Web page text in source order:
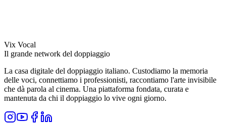
Vix Vocal
Il grande network del doppiaggio
La casa digitale del doppiaggio italiano. Custodiamo la memoria
delle voci, connettiamo i professionisti, raccontiamo l'arte invisibile
che dà parola al cinema. Una piattaforma fondata, curata e
mantenuta da chi il doppiaggio lo vive ogni giorno.